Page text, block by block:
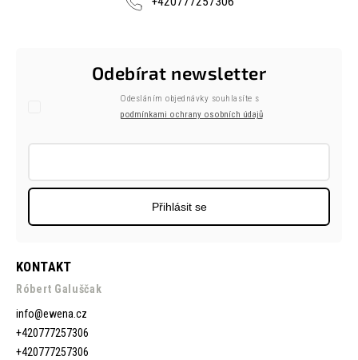
KONTAKT
Róbert Galuščak
info@ewena.cz
+420777257306
+420777257306
Odebírat newsletter
Odesláním objednávky souhlasíte s
podmínkami ochrany osobních údajů
Přihlásit se